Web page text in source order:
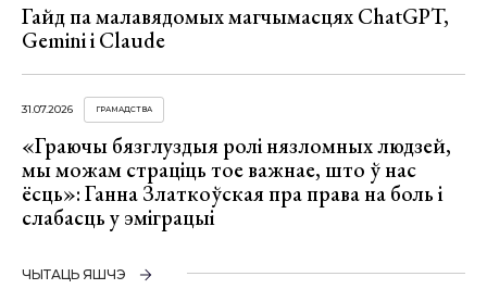
Гайд па малавядомых магчымасцях ChatGPT,
Gemini і Claude
31.07.2026 ГРАМАДСТВА
«Граючы бязглуздыя ролі нязломных людзей,
мы можам страціць тое важнае, што ў нас
ёсць»: Ганна Златкоўская пра права на боль і
слабасць у эміграцыі
ЧЫТАЦЬ ЯШЧЭ